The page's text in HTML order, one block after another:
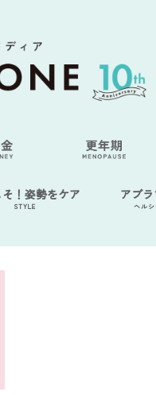
！姿勢をケア
STYLE
アブ
ヘル